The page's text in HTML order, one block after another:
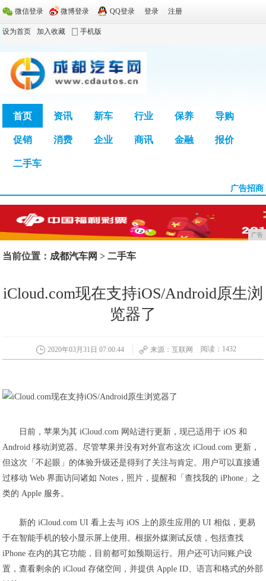
微信登录 微博登录 QQ登录 登录 注册
设为首页 加入收藏 手机版
首页 资讯 新车 行业 保养 导购
促销 消费 企业 商讯 金融 报价
二手车
广告招商
广告
当前位置： 成都汽车网 >二手车
iCloud.com现在支持iOS/Android原生浏
览器了
2020年03月31日 07:00:44 来源：互联网 阅读：1432
日前，苹果为其 iCloud.com 网站进行更新，现已适用于 iOS 和
Android 移动浏览器。尽管苹果并没有对外宣布这次 iCloud.com 更新，
但这次「不起眼」的体验升级还是得到了关注与肯定。用户可以直接通
过移动 Web 界面访问诸如 Notes，照片，提醒和「查找我的 iPhone」之
类的 Apple 服务。
新的 iCloud.com UI 看上去与 iOS 上的原生应用的 UI 相似，更易
于在智能手机的较小显示屏上使用。根据外媒测试反馈，包括查找
iPhone 在内的其它功能，目前都可如预期运行。用户还可访问账户设
置，查看剩余的 iCloud 存储空间，并提供 Apple ID、语言和格式的外部